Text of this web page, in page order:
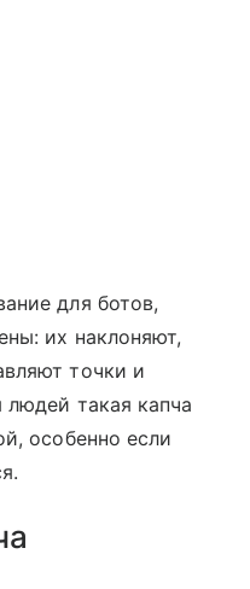
для ботов,
их наклоняют,
точки и
такая капча
особенно если